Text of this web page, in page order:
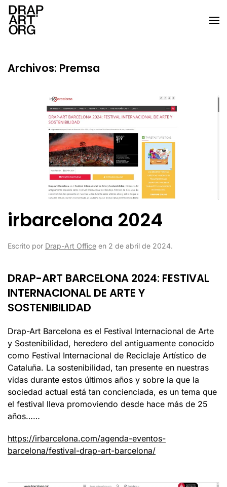
Ir al contenido principal
Archivos: Premsa
irbarcelona 2024
Escrito por Drap-Art Office en 2 de abril de 2024.
DRAP-ART BARCELONA 2024: FESTIVAL
INTERNACIONAL DE ARTE Y
SOSTENIBILIDAD
Drap-Art Barcelona es el Festival Internacional de Arte
y Sostenibilidad, heredero del antiguamente conocido
como Festival Internacional de Reciclaje Artístico de
Cataluña. La sostenibilidad, tan presente en nuestras
vidas durante estos últimos años y sobre la que la
sociedad actual está tan concienciada, es un tema que
el festival lleva promoviendo desde hace más de 25
años……
https://irbarcelona.com/agenda-eventos-
barcelona/festival-drap-art-barcelona/